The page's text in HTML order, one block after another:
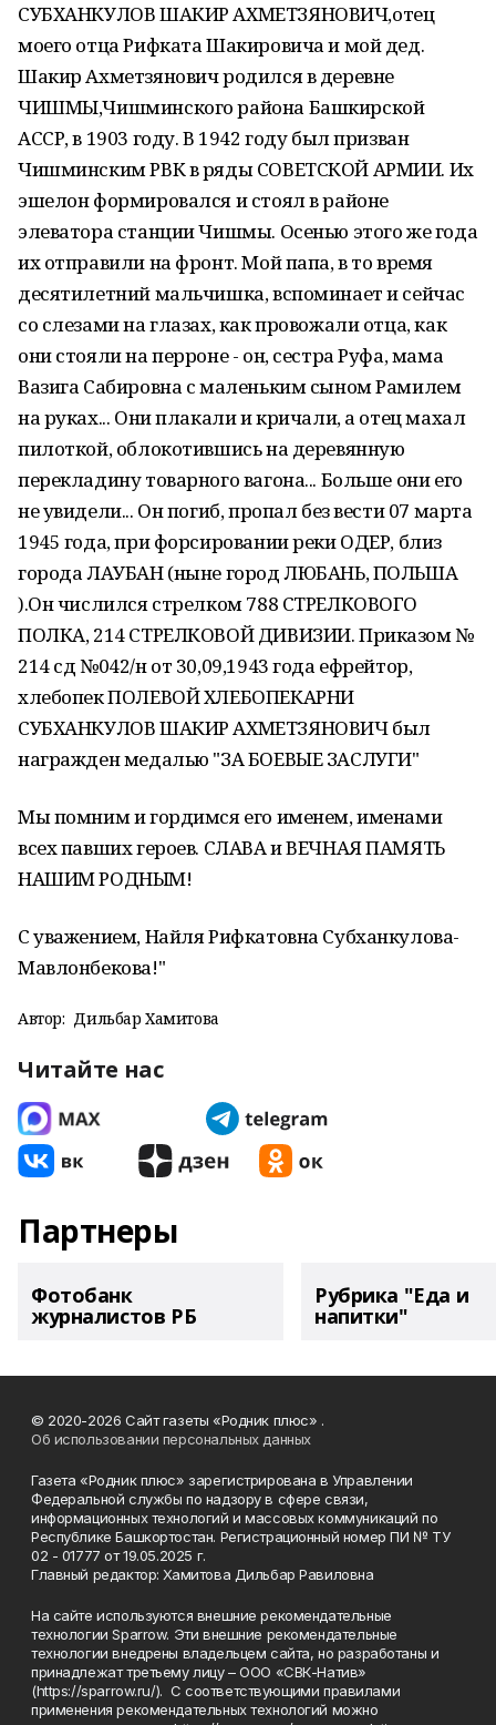
СУБХАНКУЛОВ ШАКИР АХМЕТЗЯНОВИЧ,отец
моего отца Рифката Шакировича и мой дед.
Шакир Ахметзянович родился в деревне
ЧИШМЫ,Чишминского района Башкирской
АССР, в 1903 году. В 1942 году был призван
Чишминским РВК в ряды СОВЕТСКОЙ АРМИИ. Их
эшелон формировался и стоял в районе
элеватора станции Чишмы. Осенью этого же года
их отправили на фронт. Мой папа, в то время
десятилетний мальчишка, вспоминает и сейчас
со слезами на глазах, как провожали отца, как
они стояли на перроне - он, сестра Руфа, мама
Вазига Сабировна с маленьким сыном Рамилем
на руках... Они плакали и кричали, а отец махал
пилоткой, облокотившись на деревянную
перекладину товарного вагона... Больше они его
не увидели... Он погиб, пропал без вести 07 марта
1945 года, при форсировании реки ОДЕР, близ
города ЛАУБАН (ныне город ЛЮБАНЬ, ПОЛЬША
).Он числился стрелком 788 СТРЕЛКОВОГО
ПОЛКА, 214 СТРЕЛКОВОЙ ДИВИЗИИ. Приказом №
214 сд №042/н от 30,09,1943 года ефрейтор,
хлебопек ПОЛЕВОЙ ХЛЕБОПЕКАРНИ
СУБХАНКУЛОВ ШАКИР АХМЕТЗЯНОВИЧ был
награжден медалью "ЗА БОЕВЫЕ ЗАСЛУГИ"
Мы помним и гордимся его именем, именами
всех павших героев. СЛАВА и ВЕЧНАЯ ПАМЯТЬ
НАШИМ РОДНЫМ!
С уважением, Найля Рифкатовна Субханкулова-
Мавлонбекова!"
Автор: Дильбар Хамитова
Читайте нас
Партнеры
Фотобанк
журналистов РБ
Рубрика "Еда и
напитки"
© 2020-2026 Сайт газеты «Родник плюс» .
Об использовании персональных данных
Газета «Родник плюс» зарегистрирована в Управлении
Федеральной службы по надзору в сфере связи,
информационных технологий и массовых коммуникаций по
Республике Башкортостан. Регистрационный номер ПИ № ТУ
02 - 01777 от 19.05.2025 г.
Главный редактор: Хамитова Дильбар Равиловна
На сайте используются внешние рекомендательные
технологии Sparrow. Эти внешние рекомендательные
технологии внедрены владельцем сайта, но разработаны и
принадлежат третьему лицу – ООО «СВК-Натив»
(https://sparrow.ru/). С соответствующими правилами
применения рекомендательных технологий можно